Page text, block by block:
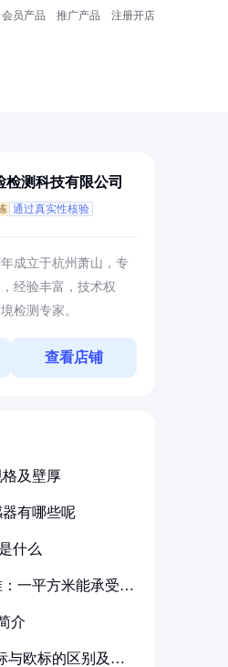
会员产品 推广产品 注册开店
检测科技有限公司
通过真实性核验
成立于杭州萧山，专
经验丰富，技术权
检测专家。
查看店铺
及壁厚
有哪些呢
什么
一平方米能承受多
介
与欧标的区别及其